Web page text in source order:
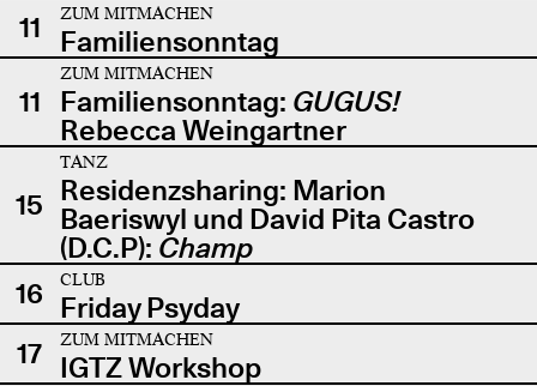
11
ZUM MITMACHEN
Familiensonntag
11
ZUM MITMACHEN
Familiensonntag: GUGUS!
Rebecca Weingartner
15
TANZ
Residenzsharing: Marion
Baeriswyl und David Pita Castro
(D.C.P): Champ
16
CLUB
Friday Psyday
17
ZUM MITMACHEN
IGTZ Workshop